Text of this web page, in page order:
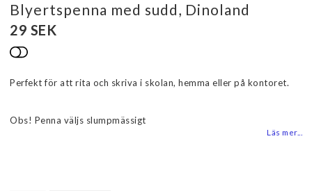
Blyertspenna med sudd, Dinoland
29 SEK
Lägg till i favoritlistan
Perfekt för att rita och skriva i skolan, hemma eller på kontoret.
Obs! Penna väljs slumpmässigt
Läs mer...